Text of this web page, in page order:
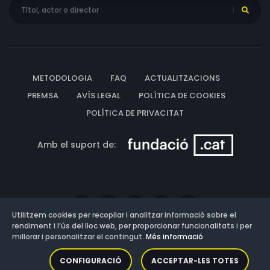
METODOLOGIA FAQ
ACTUALITZACIONS
PREMSA
AVÍS LEGAL
POLÍTICA DE COOKIES
POLÍTICA DE PRIVACITAT
Amb el suport de:
Versió: 3.13.0.202607011342
Utilitzem cookies per recopilar i analitzar informació sobre el
rendiment i l’ús del lloc web, per proporcionar funcionalitats i per
millorar i personalitzar el contingut. Més informació
CONFIGURACIÓ ACCEPTAR-LES TOTES